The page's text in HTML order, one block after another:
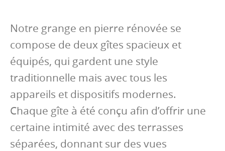
Notre grange en pierre rénovée se
compose de deux gîtes spacieux et
équipés, qui gardent une style
traditionnelle mais avec tous les
appareils et dispositifs modernes.
Chaque gîte à été conçu afin d’offrir une
certaine intimité avec des terrasses
séparées, donnant sur des vues